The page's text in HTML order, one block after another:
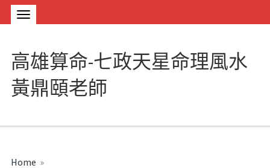
高雄算命-七政天星命理風水
黃鼎頤老師
Home »